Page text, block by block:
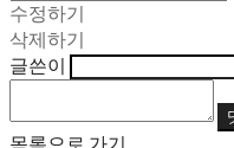
수정하기
삭제하기
글쓴이
목록으로 가기